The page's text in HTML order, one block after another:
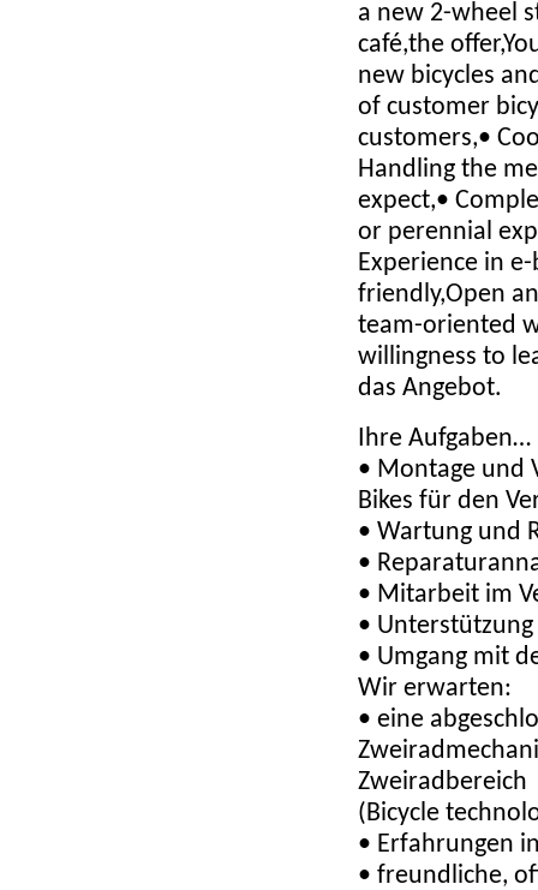
a new 2-wheel
café,the
new bicycles
of customer
customers,•
Handling the
expect,•
or perennial
Experience in
friendly,Open
team-oriented
willingness to
das Angebot.
Ihre Aufgaben…
• Montage und
Bikes für den
• Wartung und
•
• Mitarbeit im
•
• Umgang mit
Wir erwarten:
• eine
Zweiradbereich
(Bicycle
• Erfahrungen
• freundliche,